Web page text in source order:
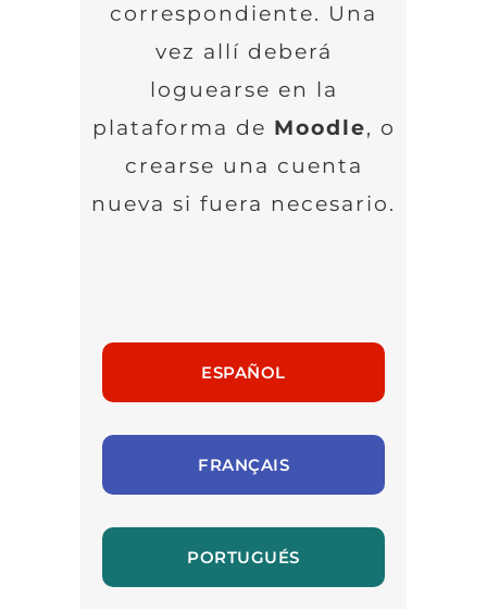
correspondiente. Una
vez allí deberá
loguearse en la
plataforma de Moodle, o
crearse una cuenta
nueva si fuera necesario.
ESPAÑOL
FRANÇAIS
PORTUGUÉS